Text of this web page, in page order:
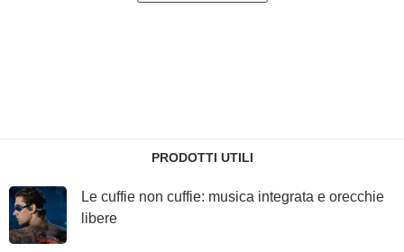
PRODOTTI UTILI
Le cuffie non cuffie: musica integrata e orecchie
libere